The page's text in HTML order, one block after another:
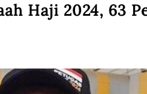
Haji 2024, 63